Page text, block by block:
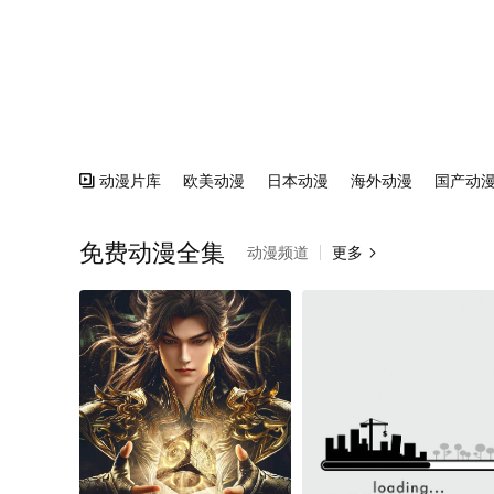
 动漫片库 欧美动漫 日本动漫 海外动漫 国产动
免费动漫全集 动漫频道 更多 